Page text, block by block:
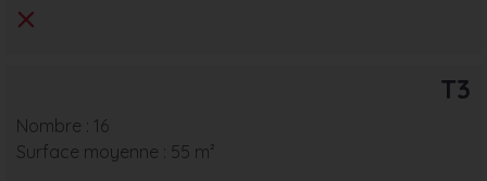
T3
Nombre : 16
Surface moyenne : 55 m²